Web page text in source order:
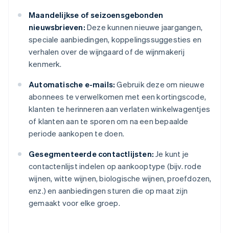
Maandelijkse of seizoensgebonden
nieuwsbrieven: Deze kunnen nieuwe jaargangen,
speciale aanbiedingen, koppelingssuggesties en
verhalen over de wijngaard of de wijnmakerij
kenmerk.
Automatische e-mails: Gebruik deze om nieuwe
abonnees te verwelkomen met een kortingscode,
klanten te herinneren aan verlaten winkelwagentjes
of klanten aan te sporen om na een bepaalde
periode aankopen te doen.
Gesegmenteerde contactlijsten: Je kunt je
contactenlijst indelen op aankooptype (bijv. rode
wijnen, witte wijnen, biologische wijnen, proefdozen,
enz.) en aanbiedingen sturen die op maat zijn
gemaakt voor elke groep.